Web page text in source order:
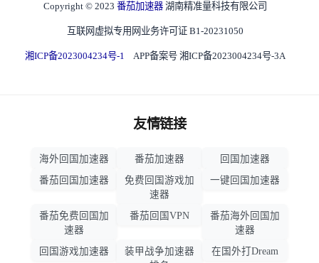
Copyright © 2023 番茄加速器 湖南精准量科技有限公司
互联网虚拟专用网业务许可证 B1-20231050
湘ICP备2023004234号-1 APP备案号 湘ICP备2023004234号-3A
友情链接
海外回国加速器 番茄加速器
回国加速器
番茄回国加速器
免费回国游戏加
速器
一键回国加速器
番茄免费回国加
速器
番茄回国VPN
番茄海外回国加
速器
回国游戏加速器
装甲战争加速器
在国外打Dream